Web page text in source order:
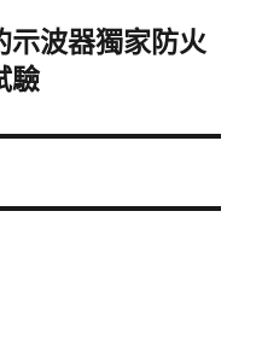
示波器獨家防火
驗